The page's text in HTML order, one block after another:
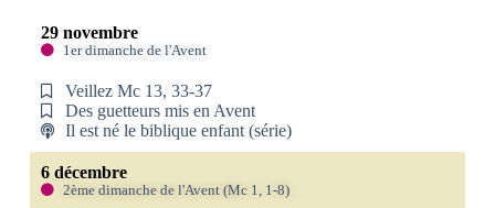
29 novembre
1er dimanche de l'Avent
Veillez Mc 13, 33-37
Des guetteurs mis en Avent
Il est né le biblique enfant (série)
6 décembre
2ème dimanche de l'Avent (Mc 1, 1-8)